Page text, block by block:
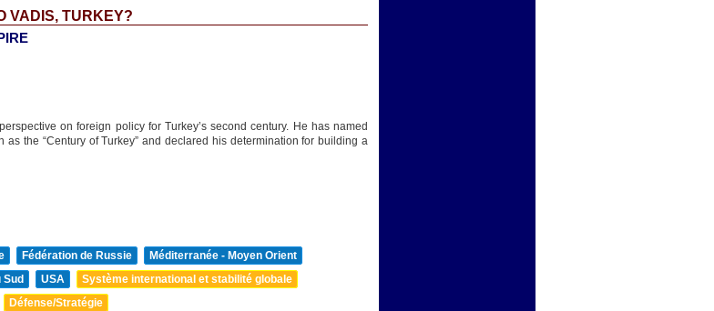
VADIS, TURKEY?
on foreign policy for Turkey’s second century. He has named
as the “Century of Turkey” and declared his determination for building a
Fédération de Russie
Méditerranée - Moyen Orient
USA
Système international et stabilité globale
Défense/Stratégie